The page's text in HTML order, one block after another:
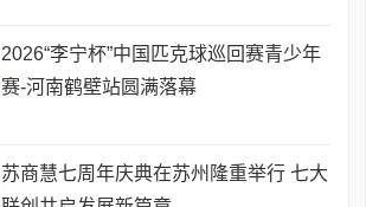
2026“李宁杯”中国匹克球巡回赛青少年
赛-河南鹤壁站圆满落幕
苏商慧七周年庆典在苏州隆重举行 七大